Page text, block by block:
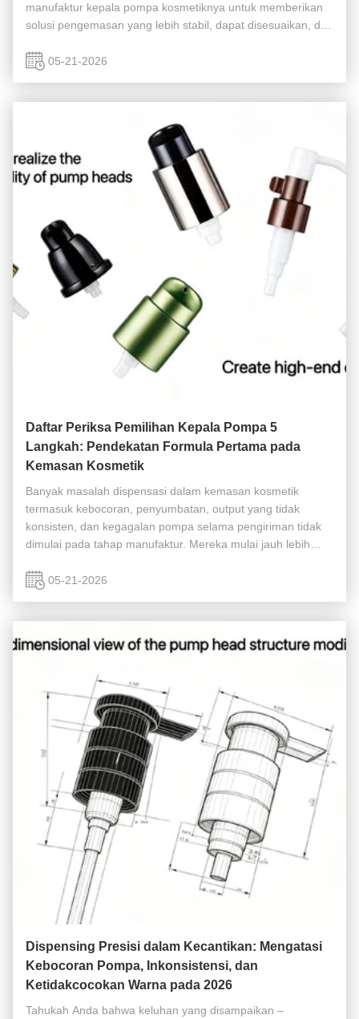
manufaktur kepala pompa kosmetiknya untuk memberikan
solusi pengemasan yang lebih stabil, dapat disesuaikan, dan
kecantikan global. Platform ...
05-21-2026
Daftar Periksa Pemilihan Kepala Pompa 5
Langkah: Pendekatan Formula Pertama pada
Kemasan Kosmetik
Banyak masalah dispensasi dalam kemasan kosmetik
termasuk kebocoran, penyumbatan, output yang tidak
konsisten, dan kegagalan pompa selama pengiriman tidak
dimulai pada tahap manufaktur. Mereka mulai jauh lebih
pengembangan perawatan kulit, pompa ...
05-21-2026
Dispensing Presisi dalam Kecantikan: Mengatasi
Kebocoran Pompa, Inkonsistensi, dan
Ketidakcocokan Warna pada 2026
Tahukah Anda bahwa keluhan yang disampaikan –